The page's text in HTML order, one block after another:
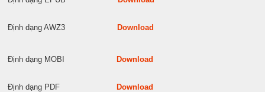
Định dạng AWZ3 Download
Định dạng MOBI Download
Định dạng PDF Download